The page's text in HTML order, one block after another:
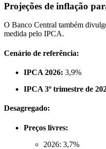
Projeções de inflação
O Banco Central também
medida pelo IPCA.
Cenário de referência:
IPCA 2026: 3,9%
IPCA 3º trimestre de
Desagregado:
Preços livres:
2026: 3,7%